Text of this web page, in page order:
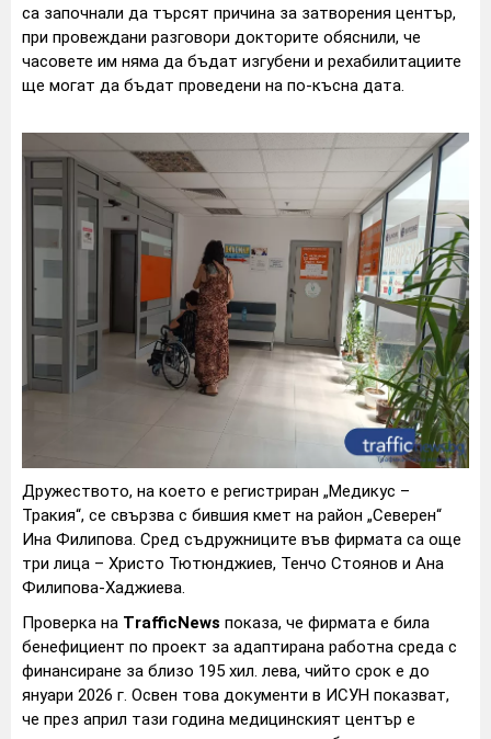
са започнали да търсят причина за затворения център,
при провеждани разговори докторите обяснили, че
часовете им няма да бъдат изгубени и рехабилитациите
ще могат да бъдат проведени на по-късна дата.
Дружеството, на което е регистриран „Медикус –
Тракия“, се свързва с бившия кмет на район „Северен“
Ина Филипова. Сред съдружниците във фирмата са още
три лица – Христо Тютюнджиев, Тенчо Стоянов и Ана
Филипова-Хаджиева.
Проверка на TrafficNews показа, че фирмата е била
бенефициент по проект за адаптирана работна среда с
финансиране за близо 195 хил. лева, чийто срок е до
януари 2026 г. Освен това документи в ИСУН показват,
че през април тази година медицинският център е